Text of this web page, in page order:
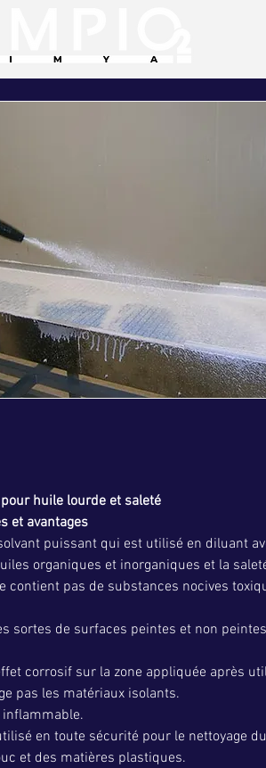
huile lourde et saleté
et avantages
puissant qui est utilisé en diluant
organiques et inorganiques et la
contient pas de substances nocives
sortes de surfaces peintes et non
corrosif sur la zone appliquée après
pas les matériaux isolants.
inflammable.
en toute sécurité pour le nettoyage
et des matières plastiques.